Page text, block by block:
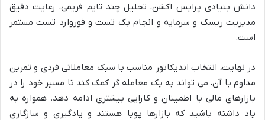
دانش بنیادی پرایس اکشن، تحلیل چند تایم فریمی، رعایت دقیق
مدیریت ریسک و سرمایه و انجام بک تست و فوروارد تست مستمر
است.
در نهایت، انتخاب اندیکاتور مناسب با سبک معاملاتی فردی و تمرین
مداوم با آن، می تواند به یک معامله گر کمک کند تا مسیر خود را در
بازارهای مالی با اطمینان و کارایی بیشتری ادامه دهد. همواره به
یاد داشته باشید که بازارها پویا هستند و یادگیری و سازگاری